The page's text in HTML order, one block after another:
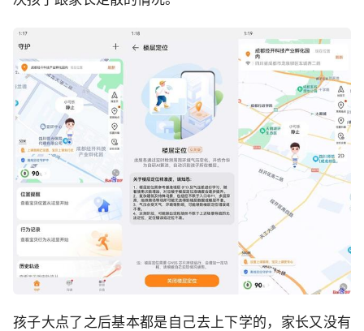
孩子大点了之后基本都是自己去上下学的，家长又没有